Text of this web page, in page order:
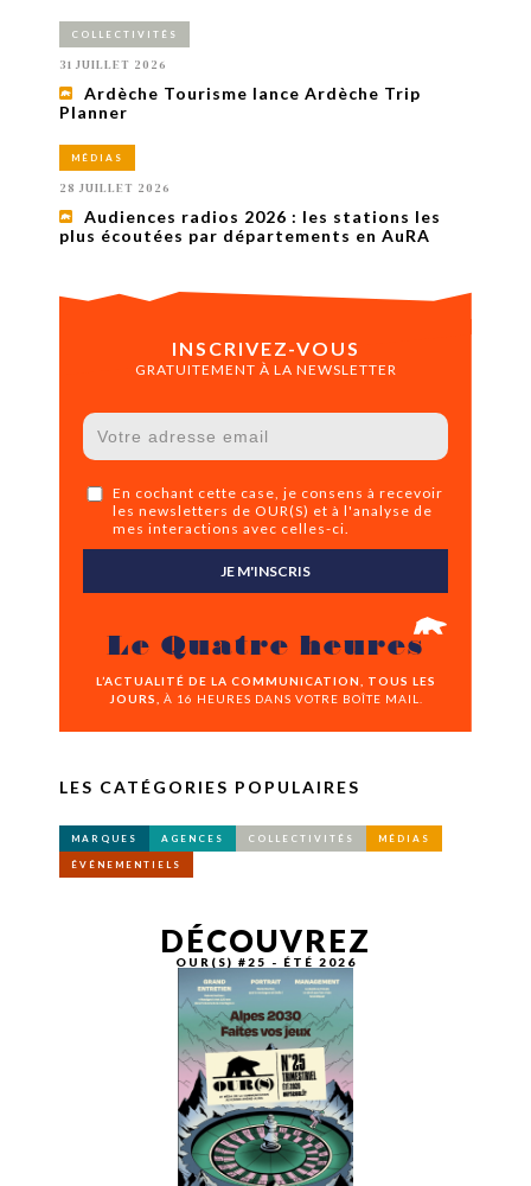
COLLECTIVITÉS
31 JUILLET 2026
Ardèche Tourisme lance Ardèche Trip
Planner
MÉDIAS
28 JUILLET 2026
Audiences radios 2026 : les stations les
plus écoutées par départements en AuRA
INSCRIVEZ-VOUS
GRATUITEMENT À LA NEWSLETTER
En cochant cette case, je consens à recevoir
les newsletters de OUR(S) et à l'analyse de
mes interactions avec celles-ci.
JE M'INSCRIS
Le Quatre heures
L’ACTUALITÉ DE LA COMMUNICATION, TOUS LES
JOURS,
À 16 HEURES DANS VOTRE BOÎTE MAIL.
LES CATÉGORIES POPULAIRES
MARQUES AGENCES COLLECTIVITÉS MÉDIAS
ÉVÉNEMENTIELS
DÉCOUVREZ
OUR(S) #25 - ÉTÉ 2026